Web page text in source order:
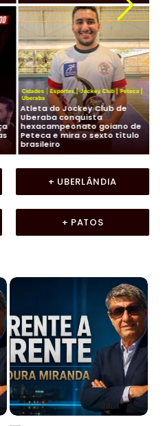
Cidades| Esportes| Jockey Club| Peteca|
Uberaba
Atleta do Jockey Club de
Uberaba conquista
hexacampeonato goiano de
Peteca e mira o sexto título
brasileiro
+ UBERLÂNDIA
+ PATOS